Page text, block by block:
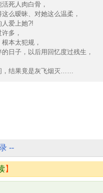
死人肉白骨，
么暧昧、对她这么温柔，
爱上她?!
多，
本太犯规，
日子，以后用回忆度过残生，
，结果竟是灰飞烟灭……
--
】